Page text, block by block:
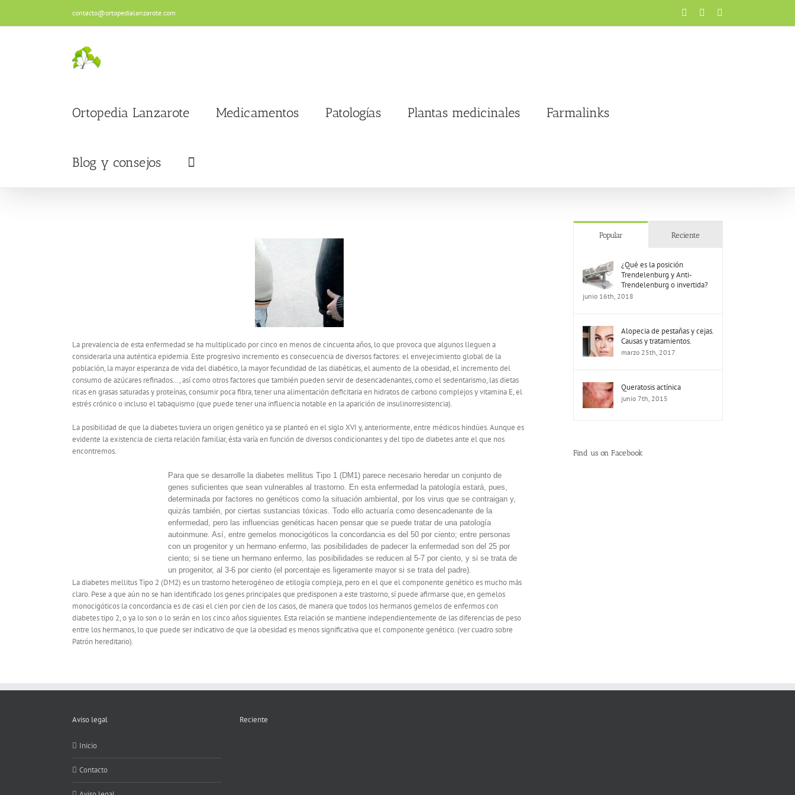
contenido
contacto@ortopedialanzarote.com Facebook
Ortopedia Lanzarote Medicamentos Patologías Plantas medicinales Farmalinks
Blog y consejos
La prevalencia de esta enfermedad se ha multiplicado por cinco en menos de cincuenta años, lo que provoca que algunos lleguen a
considerarla una auténtica epidemia. Este progresivo incremento es consecuencia de diversos factores: el envejecimiento global de la
población, la mayor esperanza de vida del diabético, la mayor fecundidad de las diabéticas, el aumento de la obesidad, el incremento del
consumo de azúcares refinados…, así como otros factores que también pueden servir de desencadenantes, como el sedentarismo, las dietas
ricas en grasas saturadas y proteínas, consumir poca fibra, tener una alimentación deficitaria en hidratos de carbono complejos y vitamina E, el
estrés crónico o incluso el tabaquismo (que puede tener una influencia notable en la aparición de insulinorresistencia).
La posibilidad de que la diabetes tuviera un origen genético ya se planteó en el siglo XVI y, anteriormente, entre médicos hindúes. Aunque es
evidente la existencia de cierta relación familiar, ésta varía en función de diversos condicionantes y del tipo de diabetes ante el que nos
encontremos.
Para que se desarrolle la diabetes mellitus Tipo 1 (DM1) parece necesario heredar un conjunto de
genes suficientes que sean vulnerables al trastorno. En esta enfermedad la patología estará, pues,
determinada por factores no genéticos como la situación ambiental, por los virus que se contraigan y,
quizás también, por ciertas sustancias tóxicas. Todo ello actuaría como desencadenante de la
enfermedad, pero las influencias genéticas hacen pensar que se puede tratar de una patología
autoinmune. Así, entre gemelos monocigóticos la concordancia es del 50 por ciento; entre personas
con un progenitor y un hermano enfermo, las posibilidades de padecer la enfermedad son del 25 por
ciento; si se tiene un hermano enfermo, las posibilidades se reducen al 5-7 por ciento, y si se trata de
un progenitor, al 3-6 por ciento (el porcentaje es ligeramente mayor si se trata del padre).
La diabetes mellitus Tipo 2 (DM2) es un trastorno heterogéneo de etilogía compleja, pero en el que el componente genético es mucho más
claro. Pese a que aún no se han identificado los genes principales que predisponen a este trastorno, sí puede afirmarse que, en gemelos
monocigóticos la concordancia es de casi el cien por cien de los casos, de manera que todos los hermanos gemelos de enfermos con
diabetes tipo 2, o ya lo son o lo serán en los cinco años siguientes. Esta relación se mantiene independientemente de las diferencias de peso
entre los hermanos, lo que puede ser indicativo de que la obesidad es menos significativa que el componente genético. (ver cuadro sobre
Patrón hereditario).
Popular Reciente
¿Qué es la posición
Trendelenburg y Anti-
Trendelenburg o invertida?
junio 16th, 2018
Alopecia de pestañas y cejas.
Causas y tratamientos.
marzo 25th, 2017
Queratosis actínica
junio 7th, 2015
Find us on Facebook
Aviso legal
Inicio
Contacto
Reciente